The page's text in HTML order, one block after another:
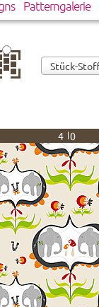
Patterngalerie
40